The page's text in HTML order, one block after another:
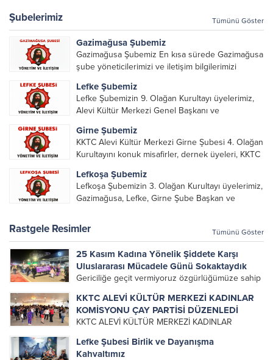
Şubelerimiz Tümünü Göster
Gazimağusa Şubemiz
Gazimağusa Şubemiz En kısa sürede Gazimağusa
şube yöneticilerimizi ve iletişim bilgilerimizi
Lefke Şubemiz
Lefke Şubemizin 9. Olağan Kurultayı üyelerimiz,
Alevi Kültür Merkezi Genel Başkanı ve
katılımı ile gerçekleşti. Önceki dönemde görev
alarak emek veren, katkı koyan cümle canların...
Girne Şubemiz
KKTC Alevi Kültür Merkezi Girne Şubesi 4. Olağan
Kurultayını konuk misafirler, dernek üyeleri, KKTC
yönetim kurulu, şube başkanları ve yönetim
organlarının katılımıyla gerçekleşti....
Lefkoşa Şubemiz
Lefkoşa Şubemizin 3. Olağan Kurultayı üyelerimiz,
Gazimağusa, Lefke, Girne Şube Başkan ve
üyelerinin katılımı ile gerçekleşti. Önceki
dönemde görev alan, emek veren, katkı koyan...
Rastgele Resimler Tümünü Göster
25 Kasım Kadına Yönelik Şiddete Karşı
Uluslararası Mücadele Günü Sokaktaydık
Gericiliğe geçit vermiyoruz özgürlüğümüze sahip
bileşeni olduğumuz, 25 Kasım Organizasyon
Komitesi’nin çağrısıyla, 25 Kasım Kadına Yönelik
Şiddete Karşı Uluslararası Mücadele Günü’nde
yağmurlu havaya rağmen Lefkoşa’da...
KKTC ALEVİ KÜLTÜR MERKEZİ KADINLAR
KOMİSYONU ÇAY PARTİSİ DÜZENLEDİ
KKTC ALEVİ KÜLTÜR MERKEZİ KADINLAR
DAYANIŞMA ÇAY PARTİSİ DÜZENLEDİ.
Lefke Şubesi Birlik ve Dayanışma
Kahvaltımız